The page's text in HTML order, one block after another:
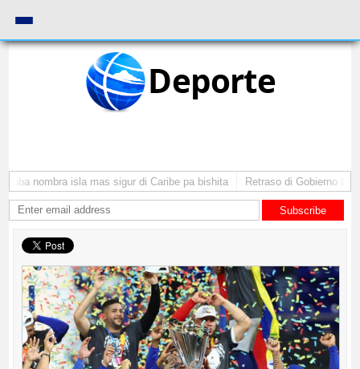
Deporte
nombra isla mas sigur di Caribe pa bishita Retraso di Gobierno ta
Subscribe